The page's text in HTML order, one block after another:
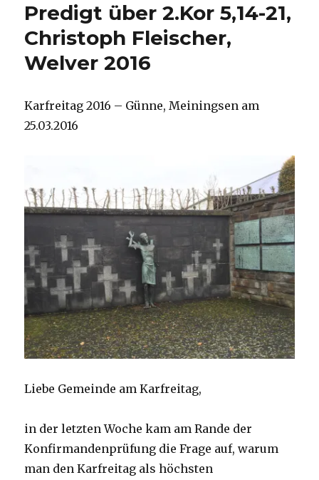
Gebetbuch
Bibel,
Bad
Salzuflen
Predigt über 2.Kor 5,14-21,
Christoph Fleischer,
Welver 2016
Karfreitag 2016 – Günne, Meiningsen am
25.03.2016
Liebe Gemeinde am Karfreitag,
in der letzten Woche kam am Rande der
Konfirmandenprüfung die Frage auf, warum
man den Karfreitag als höchsten